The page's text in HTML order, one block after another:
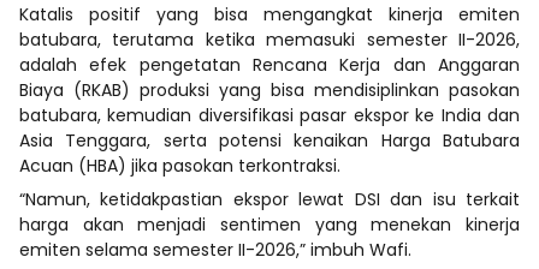
Katalis positif yang bisa mengangkat kinerja emiten
batubara, terutama ketika memasuki semester II-2026,
adalah efek pengetatan Rencana Kerja dan Anggaran
Biaya (RKAB) produksi yang bisa mendisiplinkan pasokan
batubara, kemudian diversifikasi pasar ekspor ke India dan
Asia Tenggara, serta potensi kenaikan Harga Batubara
Acuan (HBA) jika pasokan terkontraksi.
“Namun, ketidakpastian ekspor lewat DSI dan isu terkait
harga akan menjadi sentimen yang menekan kinerja
emiten selama semester II-2026,” imbuh Wafi.